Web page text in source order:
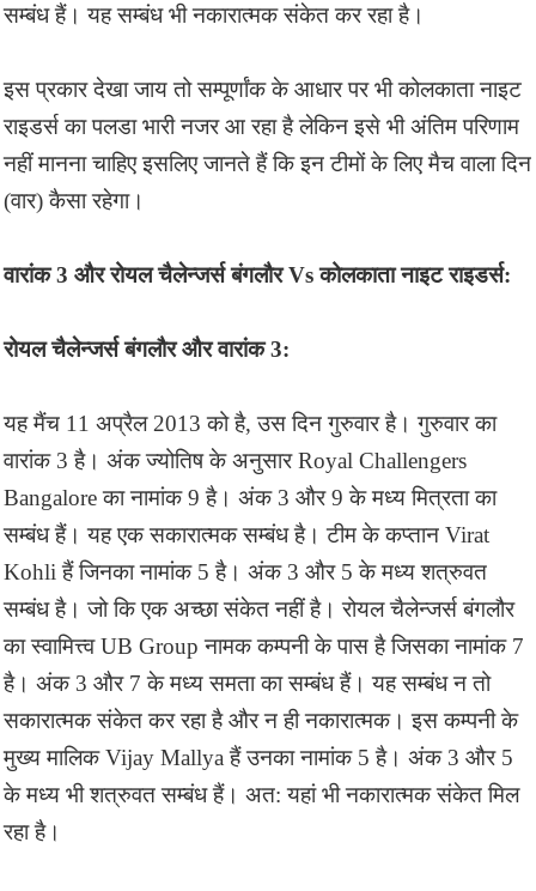
सम्बंध हैं। यह सम्बंध भी नकारात्मक संकेत कर रहा है।
इस प्रकार देखा जाय तो सम्पूर्णांक के आधार पर भी कोलकाता नाइट
राइडर्स का पलडा भारी नजर आ रहा है लेकिन इसे भी अंतिम परिणाम
नहीं मानना चाहिए इसलिए जानते हैं कि इन टीमों के लिए मैच वाला दिन
(वार) कैसा रहेगा।
वारांक 3 और रोयल चैलेन्जर्स बंगलौर Vs कोलकाता नाइट राइडर्स:
रोयल चैलेन्जर्स बंगलौर और वारांक 3:
यह मैंच 11 अप्रैल 2013 को है, उस दिन गुरुवार है। गुरुवार का
वारांक 3 है। अंक ज्योतिष के अनुसार Royal Challengers
Bangalore का नामांक 9 है। अंक 3 और 9 के मध्य मित्रता का
सम्बंध हैं। यह एक सकारात्मक सम्बंध है। टीम के कप्तान Virat
Kohli हैं जिनका नामांक 5 है। अंक 3 और 5 के मध्य शत्रुवत
सम्बंध है। जो कि एक अच्छा संकेत नहीं है। रोयल चैलेन्जर्स बंगलौर
का स्वामित्त्व UB Group नामक कम्पनी के पास है जिसका नामांक 7
है। अंक 3 और 7 के मध्य समता का सम्बंध हैं। यह सम्बंध न तो
सकारात्मक संकेत कर रहा है और न ही नकारात्मक। इस कम्पनी के
मुख्य मालिक Vijay Mallya हैं उनका नामांक 5 है। अंक 3 और 5
के मध्य भी शत्रुवत सम्बंध हैं। अत: यहां भी नकारात्मक संकेत मिल
रहा है।